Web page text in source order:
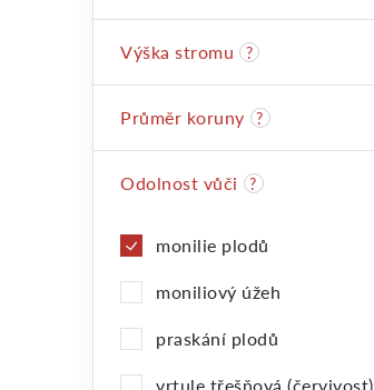
Výška stromu ?
Průměr koruny ?
Odolnost vůči ?
monilie plodů
moniliový úžeh
praskání plodů